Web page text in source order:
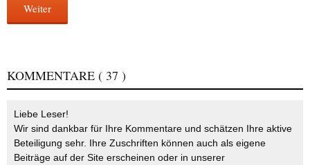
Weiter
KOMMENTARE ( 37 )
Liebe Leser!
Wir sind dankbar für Ihre Kommentare und schätzen Ihre aktive
Beteiligung sehr. Ihre Zuschriften können auch als eigene
Beiträge auf der Site erscheinen oder in unserer